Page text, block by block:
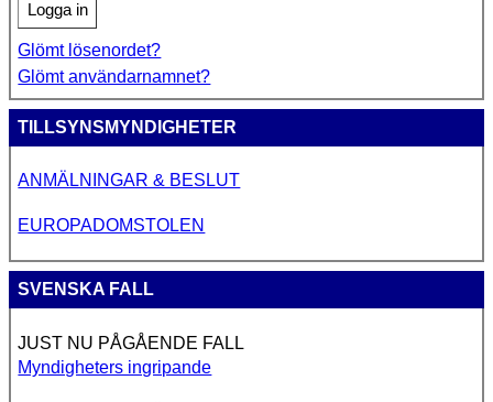
Logga in
Glömt lösenordet?
Glömt användarnamnet?
TILLSYNSMYNDIGHETER
ANMÄLNINGAR & BESLUT
EUROPADOMSTOLEN
SVENSKA FALL
JUST NU PÅGÅENDE FALL
Myndigheters ingripande